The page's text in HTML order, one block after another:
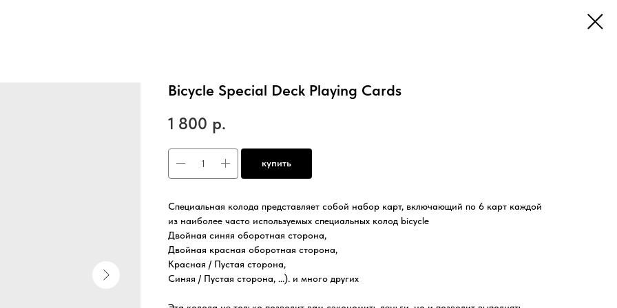
Bicycle Special Deck Playing Cards
1 800 р.
купить
Специальная колода представляет собой набор карт, включающий по 6 карт каждой
из наиболее часто используемых специальных колод bicycle
Двойная синяя оборотная сторона,
Двойная красная оборотная сторона,
Красная / Пустая сторона,
Синяя / Пустая сторона, ...). и много других